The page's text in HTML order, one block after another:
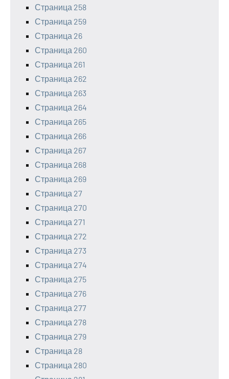
Страница 258
Страница 259
Страница 26
Страница 260
Страница 261
Страница 262
Страница 263
Страница 264
Страница 265
Страница 266
Страница 267
Страница 268
Страница 269
Страница 27
Страница 270
Страница 271
Страница 272
Страница 273
Страница 274
Страница 275
Страница 276
Страница 277
Страница 278
Страница 279
Страница 28
Страница 280